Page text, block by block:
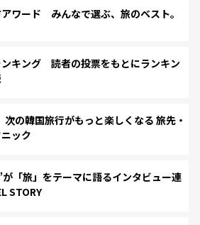
ワード みんなで選ぶ、旅のベスト。
キング 読者の投票をもとにランキン
の韓国旅行がもっと楽しくなる 旅先・
ック
「旅」をテーマに語るインタビュー連
STORY